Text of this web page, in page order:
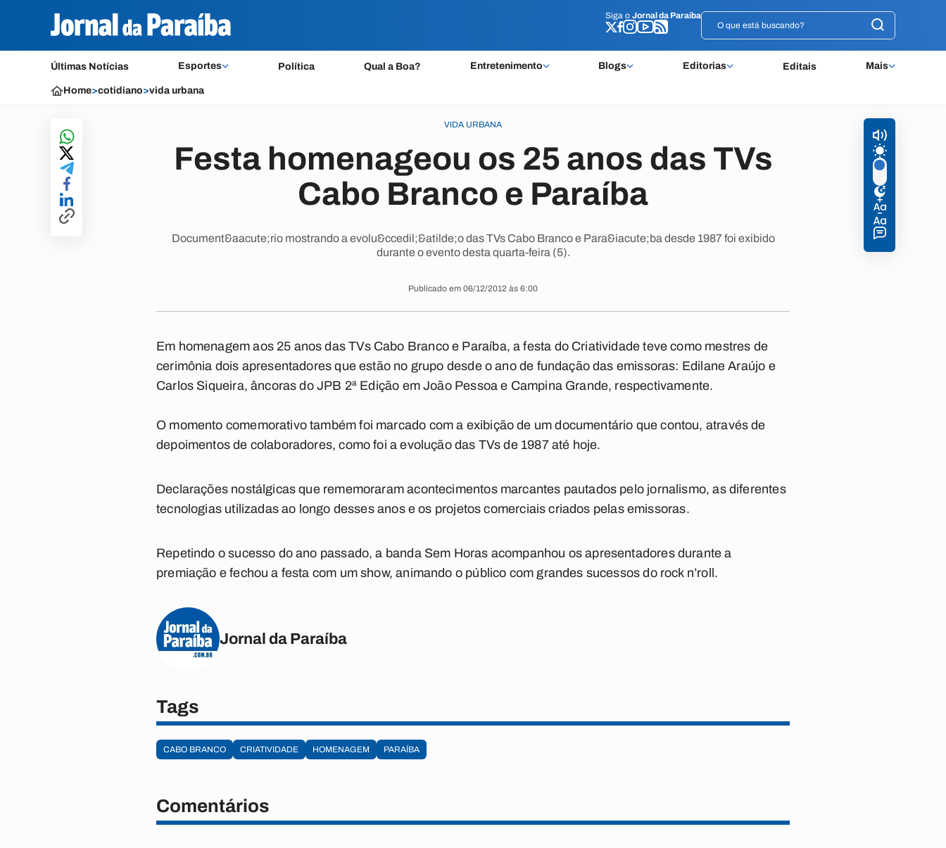
Siga o Jornal da Paraíba
Últimas Notícias Esportes Política Qual a Boa? Entretenimento Blogs Editorias Editais Mais
Siga o Jornal da Paraíba
Home>cotidiano>vida urbana
VIDA URBANA
Festa homenageou os 25 anos das TVs
Cabo Branco e Paraíba
Document&aacute;rio mostrando a evolu&ccedil;&atilde;o das TVs Cabo Branco e Para&iacute;ba desde 1987 foi exibido
durante o evento desta quarta-feira (5).
Publicado em 06/12/2012 às 6:00
Em homenagem aos 25 anos das TVs Cabo Branco e Paraíba, a festa do Criatividade teve como mestres de
cerimônia dois apresentadores que estão no grupo desde o ano de fundação das emissoras: Edilane Araújo e
Carlos Siqueira, âncoras do JPB 2ª Edição em João Pessoa e Campina Grande, respectivamente.
O momento comemorativo também foi marcado com a exibição de um documentário que contou, através de
depoimentos de colaboradores, como foi a evolução das TVs de 1987 até hoje.
Declarações nostálgicas que rememoraram acontecimentos marcantes pautados pelo jornalismo, as diferentes
tecnologias utilizadas ao longo desses anos e os projetos comerciais criados pelas emissoras.
Repetindo o sucesso do ano passado, a banda Sem Horas acompanhou os apresentadores durante a
premiação e fechou a festa com um show, animando o público com grandes sucessos do rock n’roll.
Jornal da Paraíba
Tags
CABO BRANCO CRIATIVIDADE HOMENAGEM PARAÍBA
Comentários